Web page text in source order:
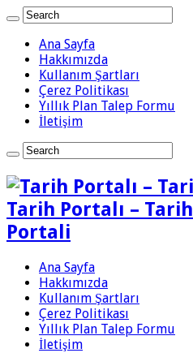
Ana Sayfa
Hakkımızda
Kullanım Şartları
Çerez Politikası
Yıllık Plan Talep Formu
İletişim
Tarih Portalı –
Portali
Ana Sayfa
Hakkımızda
Kullanım Şartları
Çerez Politikası
Yıllık Plan Talep Formu
İletişim